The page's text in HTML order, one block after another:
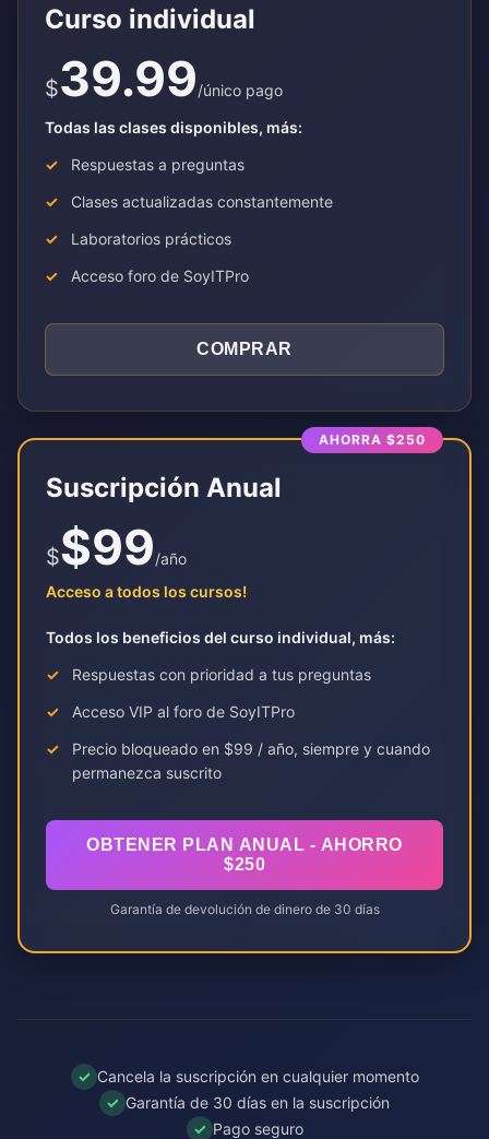
Curso individual
$39.99/único pago
Todas las clases disponibles, más:
Respuestas a preguntas
Clases actualizadas constantemente
Laboratorios prácticos
Acceso foro de SoyITPro
COMPRAR
AHORRA $250
Suscripción Anual
$$99/año
Acceso a todos los cursos!
Todos los beneficios del curso individual, más:
Respuestas con prioridad a tus preguntas
Acceso VIP al foro de SoyITPro
Precio bloqueado en $99 / año, siempre y cuando
permanezca suscrito
OBTENER PLAN ANUAL - AHORRO
$250
Garantía de devolución de dinero de 30 días
✓ Cancela la suscripción en cualquier momento
✓ Garantía de 30 días en la suscripción
✓ Pago seguro